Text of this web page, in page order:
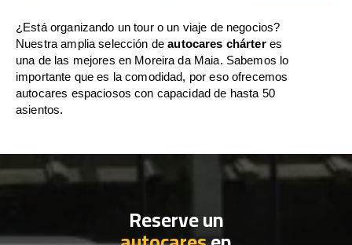
¿Está organizando un tour o un viaje de negocios?
Nuestra amplia selección deautocares chárteres
una de las mejores en Moreira da Maia. Sabemos lo
importante que es la comodidad, por eso ofrecemos
autocares espaciosos con capacidad de hasta 50
asientos.
Reserve un